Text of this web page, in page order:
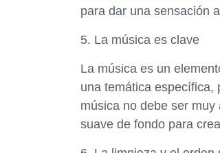
para dar una sensación
5. La música es clave
La música es un
una temática específica,
música no debe ser
suave de fondo para